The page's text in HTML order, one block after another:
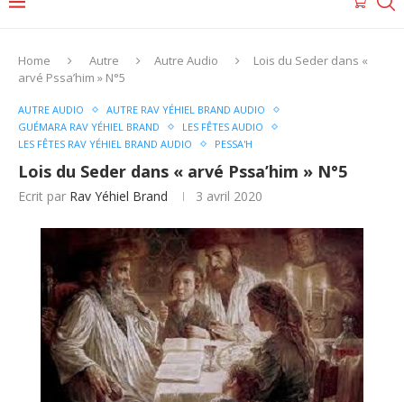
Home Autre Autre Audio
Lois du Seder dans «
arvé Pssa’him » N°5
AUTRE AUDIO
AUTRE RAV YÉHIEL BRAND AUDIO
GUÉMARA RAV YÉHIEL BRAND
LES FÊTES AUDIO
LES FÊTES RAV YÉHIEL BRAND AUDIO
PESSA'H
Lois du Seder dans « arvé Pssa’him » N°5
Ecrit par Rav Yéhiel Brand 3 avril 2020